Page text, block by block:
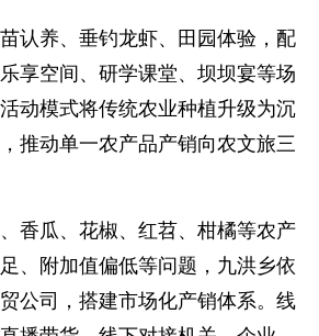
养、垂钓龙虾、田园体验，配
享空间、研学课堂、坝坝宴等场
动模式将传统农业种植升级为沉
推动单一农产品产销向农文旅三
瓜、花椒、红苕、柑橘等农产
、附加值偏低等问题，九洪乡依
公司，搭建市场化产销体系。线